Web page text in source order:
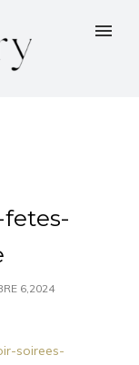
6,2024
soirees-